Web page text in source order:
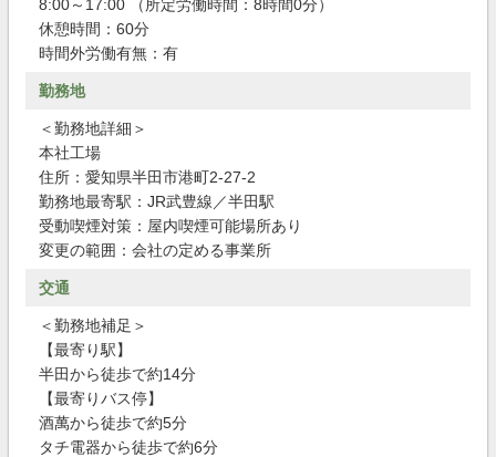
8:00～17:00 （所定労働時間：8時間0分）
休憩時間：60分
時間外労働有無：有
勤務地
＜勤務地詳細＞
本社工場
住所：愛知県半田市港町2-27-2
勤務地最寄駅：JR武豊線／半田駅
受動喫煙対策：屋内喫煙可能場所あり
変更の範囲：会社の定める事業所
交通
＜勤務地補足＞
【最寄り駅】
半田から徒歩で約14分
【最寄りバス停】
酒萬から徒歩で約5分
タチ電器から徒歩で約6分